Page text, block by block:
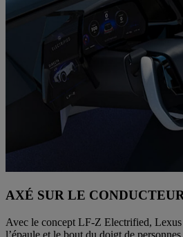
AXÉ SUR LE
Avec le concept LF-Z Electrified, Lexus
l’épaule et le bout du doigt de